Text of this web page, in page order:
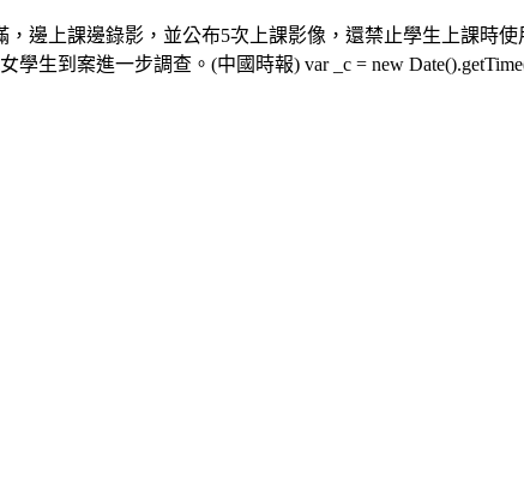
邊上課邊錄影，並公布5次上課影像，還禁止學生上課時
生到案進一步調查。(中國時報) var _c = new